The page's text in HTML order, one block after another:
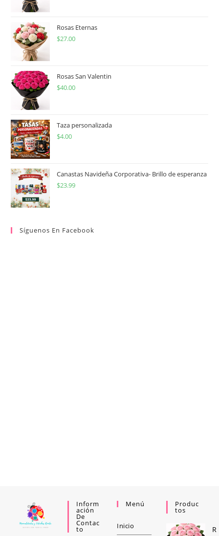
Rosas Eternas
$27.00
Rosas San Valentin
$40.00
Taza personalizada
$4.00
Canastas Navideña Corporativa- Brillo de esperanza
$23.99
Síguenos En Facebook
Inform
Ación
De
Contac
To
Menú
Inicio
Produc
Tos
R